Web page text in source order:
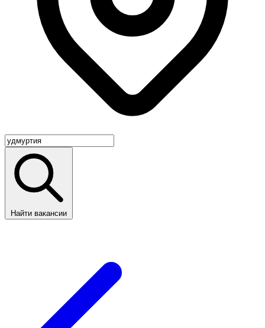
Найти вакансии